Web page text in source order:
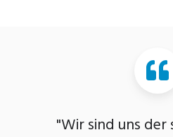
"Wir sind uns